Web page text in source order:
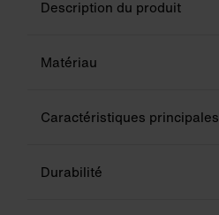
Description du produit
Matériau
Caractéristiques principales
Durabilité